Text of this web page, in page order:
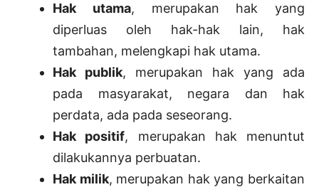
Hak utama, merupakan hak yang
diperluas oleh hak-hak lain, hak
tambahan, melengkapi hak utama.
Hak publik, merupakan hak yang ada
pada masyarakat, negara dan hak
perdata, ada pada seseorang.
Hak positif, merupakan hak menuntut
dilakukannya perbuatan.
Hak milik, merupakan hak yang berkaitan